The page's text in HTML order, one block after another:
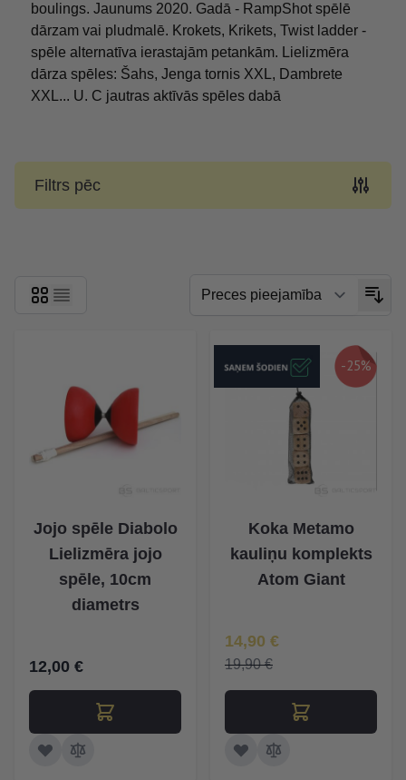
boulings. Jaunums 2020. Gadā - RampShot spēlē
dārzam vai pludmalē. Krokets, Krikets, Twist ladder -
spēle alternatīva ierastajām petankām. Lielizmēra
dārza spēles: Šahs, Jenga tornis XXL, Dambrete
XXL... U. C jautras aktīvās spēles dabā
Filtrs pēc
Jojo spēle Diabolo
Lielizmēra jojo
spēle, 10cm
diametrs
12,00 €
-25%
Koka Metamo
kauliņu komplekts
Atom Giant
Īpaša Cena
14,90 €
19,90 €